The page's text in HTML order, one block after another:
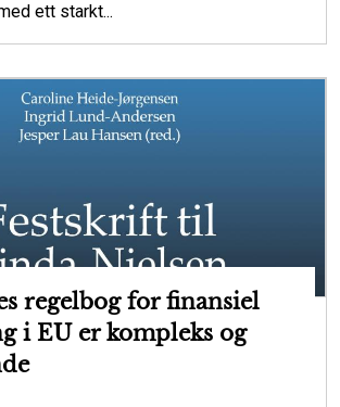
ett starkt...
regelbog for finansiel
i EU er kompleks​​​​​​​ og